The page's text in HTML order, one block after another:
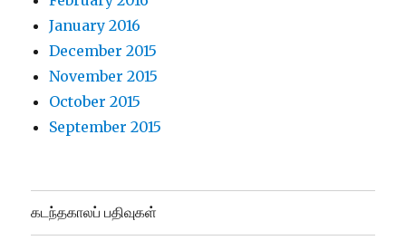
January 2016
December 2015
November 2015
October 2015
September 2015
கடந்தகாலப் பதிவுகள்